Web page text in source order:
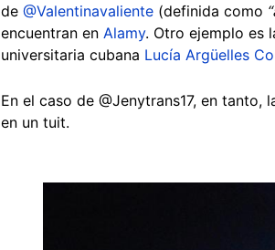
de @Valentinavaliente (definida como
encuentran en Alamy. Otro ejemplo es
universitaria cubana Lucía Argüelles
En el caso de @Jenytrans17, en
en un tuit.